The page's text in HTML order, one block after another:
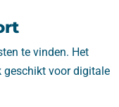
te vinden. Het
geschikt voor digitale